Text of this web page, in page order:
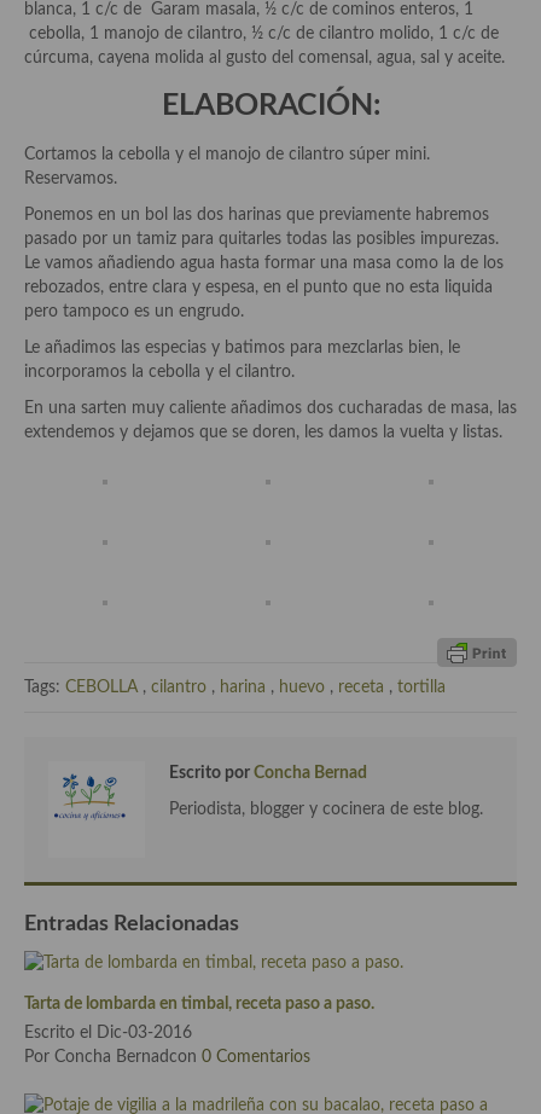
Especias, mezclas de especias
Hierbas aromáticas
Sales y polvos
Salsas y mojos
Adobos
Bebidas
Gazpachos, salmorejos, sopas y cremas frías
Pasta
Arroces Y fideuás
Cuscús
Huevos
Masas elaboradas con harina, pizzas, quiches y demás
Plato principal
blanca, 1 c/c de Garam masala, ½ c/c de cominos enteros, 1
cebolla, 1 manojo de cilantro, ½ c/c de cilantro molido, 1 c/c de
cúrcuma, cayena molida al gusto del comensal, agua, sal y aceite.
ELABORACIÓN:
Cortamos la cebolla y el manojo de cilantro súper mini.
Reservamos.
Ponemos en un bol las dos harinas que previamente habremos
pasado por un tamiz para quitarles todas las posibles impurezas.
Le vamos añadiendo agua hasta formar una masa como la de los
rebozados, entre clara y espesa, en el punto que no esta liquida
pero tampoco es un engrudo.
Le añadimos las especias y batimos para mezclarlas bien, le
incorporamos la cebolla y el cilantro.
En una sarten muy caliente añadimos dos cucharadas de masa, las
extendemos y dejamos que se doren, les damos la vuelta y listas.
Tags: CEBOLLA, cilantro , harina , huevo , receta , tortilla
Escrito por Concha Bernad
Periodista, blogger y cocinera de este blog.
Entradas Relacionadas
Tarta de lombarda en timbal, receta paso a paso.
Escrito el Dic-03-2016
Por Concha Bernadcon 0 Comentarios